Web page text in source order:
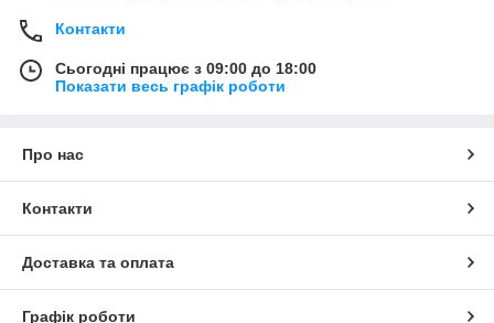
Контакти
Сьогодні працює з 09:00 до 18:00
Показати весь графік роботи
Про нас
Контакти
Доставка та оплата
Графік роботи